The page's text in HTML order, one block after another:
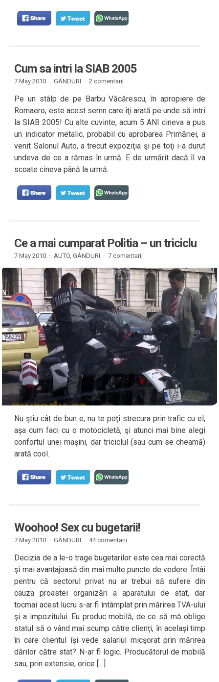
Cum sa intri la SIAB 2005
7 May 2010 · GÂNDURI · 2 comentarii
Pe un stâlp de pe Barbu Văcărescu, în apropiere de
Romaero, este acest semn care îţi arată pe unde să intri
la SIAB 2005! Cu alte cuvinte, acum 5 ANI cineva a pus
un indicator metalic, probabil cu aprobarea Primăriei, a
venit Salonul Auto, a trecut expoziţia şi pe toţi i-a durut
undeva de ce a rămas în urmă. E de urmărit dacă îl va
scoate cineva până la urmă.
Ce a mai cumparat Politia – un triciclu
7 May 2010 · AUTO,GÂNDURI · 7 comentarii
Nu ştiu cât de bun e, nu te poţi strecura prin trafic cu el,
aşa cum faci cu o motocicletă, şi atunci mai bine alegi
confortul unei maşini, dar triciclul (sau cum se cheamă)
arată cool.
Woohoo! Sex cu bugetarii!
7 May 2010 · GÂNDURI · 44 comentarii
Decizia de a le-o trage bugetarilor este cea mai corectă
şi mai avantajoasă din mai multe puncte de vedere. Întâi
pentru că sectorul privat nu ar trebui să sufere din
cauza proastei organizări a aparatului de stat, dar
tocmai acest lucru s-ar fi întâmplat prin mărirea TVA-ului
şi a impozitului. Eu produc mobilă, de ce să mă oblige
statul să o vând mai scump către clienţi, în acelaşi timp
în care clientul îşi vede salariul micşorat prin mărirea
dărilor către stat? N-ar fi logic. Producătorul de mobilă
sau, prin extensie, orice […]